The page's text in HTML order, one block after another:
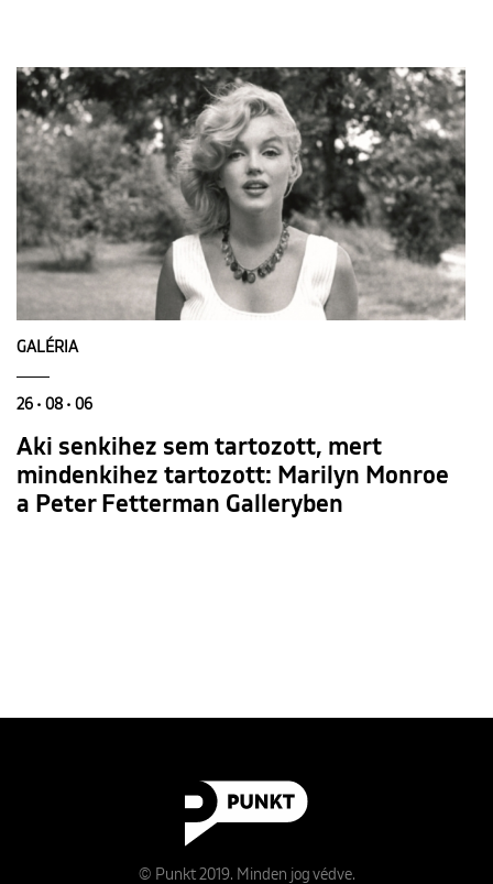
GALÉRIA
26 • 08 • 06
Aki senkihez sem tartozott, mert
mindenkihez tartozott: Marilyn Monroe
a Peter Fetterman Galleryben
© Punkt 2019. Minden jog védve.